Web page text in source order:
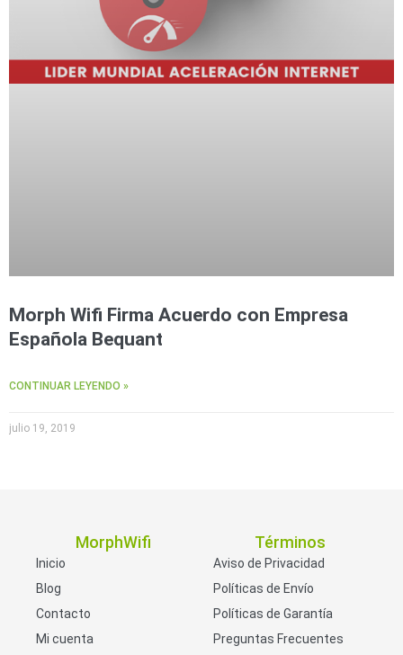
Morph Wifi Firma Acuerdo con Empresa
Española Bequant
CONTINUAR LEYENDO »
julio 19, 2019
MorphWifi
Inicio
Blog
Contacto
Mi cuenta
Términos
Aviso de Privacidad
Políticas de Envío
Políticas de Garantía
Preguntas Frecuentes